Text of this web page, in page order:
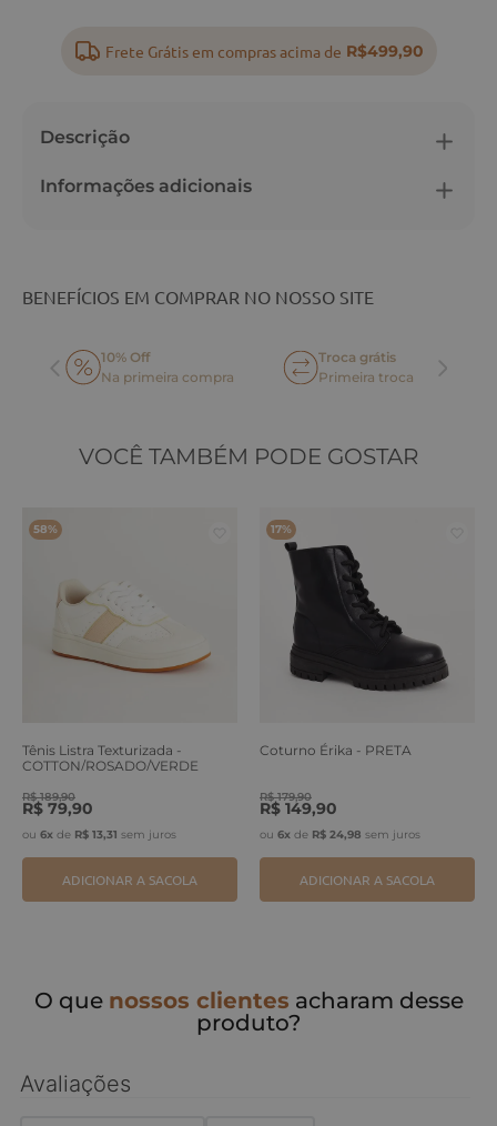
Frete Grátis em compras acima de R$499,90
Descrição
Informações adicionais
BENEFÍCIOS EM COMPRAR NO NOSSO SITE
10% Off
Na primeira compra
Troca grátis
Primeira troca
VOCÊ TAMBÉM PODE GOSTAR
58%
Tênis Listra Texturizada -
COTTON/ROSADO/VERDE
R$ 189,90
R$ 79,90
ou 6x de R$ 13,31 sem juros
ADICIONAR A SACOLA
17%
Coturno Érika - PRETA
R$ 179,90
R$ 149,90
ou 6x de R$ 24,98 sem juros
ADICIONAR A SACOLA
O que nossos clientes acharam desse
produto?
Avaliações